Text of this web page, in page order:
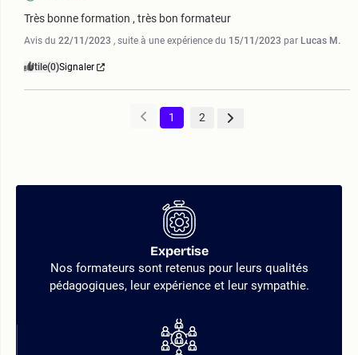
Très bonne formation , très bon formateur
Avis du 22/11/2023 , suite à une expérience du 15/11/2023 par Lucas M.
Utile(0)Signaler
1 2
Expertise
Nos formateurs sont retenus pour leurs qualités
pédagogiques, leur expérience et leur sympathie.